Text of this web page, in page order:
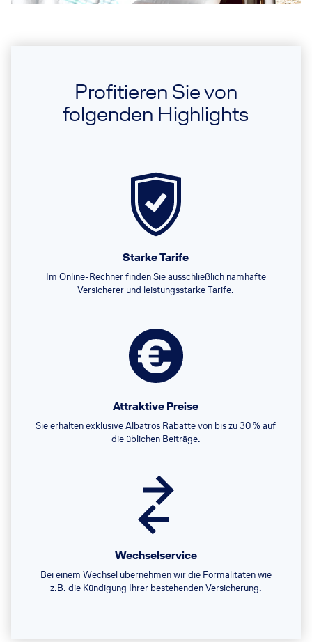
Profitieren Sie von
folgenden Highlights
Starke Tarife
Im Online-Rechner finden Sie ausschließlich namhafte
Versicherer und leistungsstarke Tarife.
Attraktive Preise
Sie erhalten exklusive Albatros Rabatte von bis zu 30 % auf
die üblichen Beiträge.
Wechselservice
Bei einem Wechsel übernehmen wir die Formalitäten wie
z.B. die Kündigung Ihrer bestehenden Versicherung.